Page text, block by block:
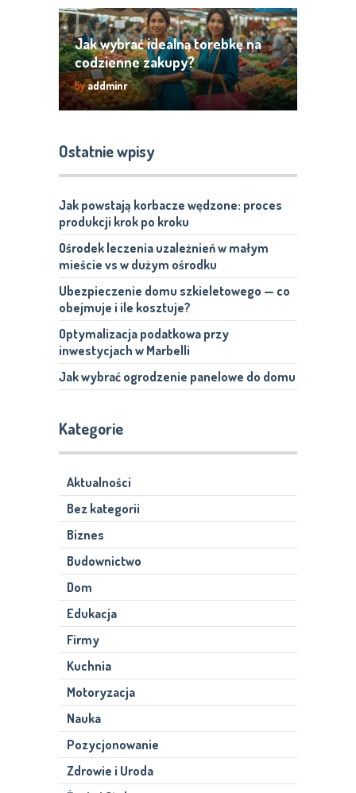
Jak wybrać idealną torebkę na
codzienne zakupy?
byaddminr
Ostatnie wpisy
Jak powstają korbacze wędzone: proces
produkcji krok po kroku
Ośrodek leczenia uzależnień w małym
mieście vs w dużym ośrodku
Ubezpieczenie domu szkieletowego — co
obejmuje i ile kosztuje?
Optymalizacja podatkowa przy
inwestycjach w Marbelli
Jak wybrać ogrodzenie panelowe do domu
Kategorie
Aktualności
Bez kategorii
Biznes
Budownictwo
Dom
Edukacja
Firmy
Kuchnia
Motoryzacja
Nauka
Pozycjonowanie
Zdrowie i Uroda